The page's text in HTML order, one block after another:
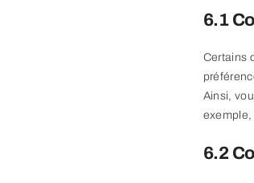
6.1
Certains
Ainsi,
exemple,
6.2